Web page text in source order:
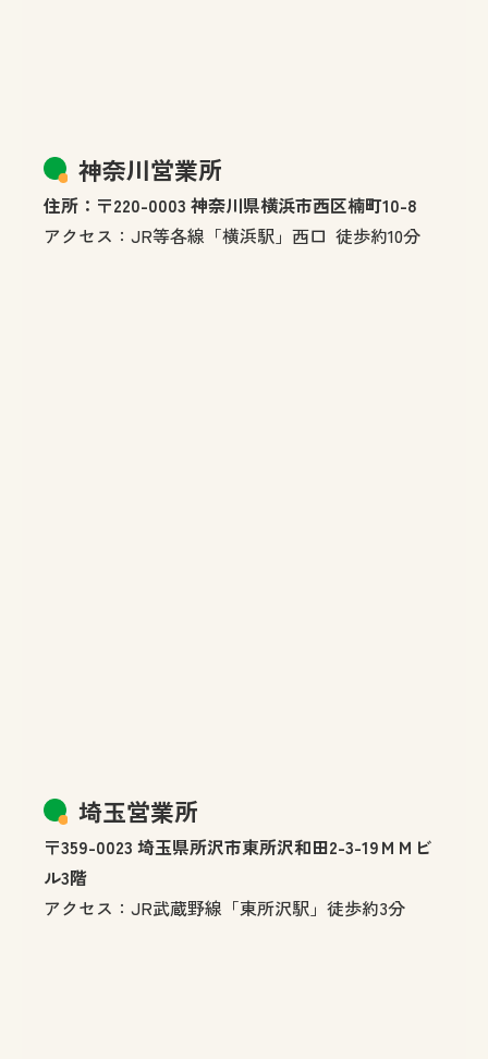
神奈川営業所
住所：〒220-0003 神奈川県横浜市西区楠町10-8
アクセス：JR等各線「横浜駅」西口 徒歩約10分
埼玉営業所
〒359-0023 埼玉県所沢市東所沢和田2-3-19ＭＭビ
ル3階
アクセス：JR武蔵野線「東所沢駅」徒歩約3分